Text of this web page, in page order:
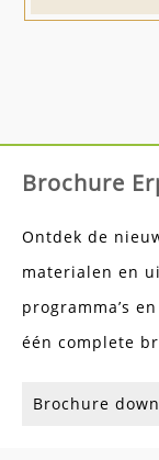
Brochure
Ontdek de
materialen en
programma’s
één complete
Brochure